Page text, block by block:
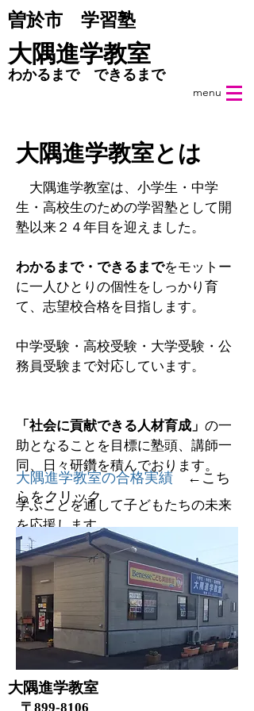
​曽於市 学習塾
​大隅進学教室
わかるまで できるまで
menu
​大隅進学教室とは
塾頭
大隅進学教室は、小学生・中学
生・高校生のための学習塾として開
塾以来２４年目を迎えました。
わかるまで・できるまでをモットー
に一人ひとりの個性を しっかり育
て、 志望校合格を目指します。
中学受験・高校受験・大学受験・公
務員受験 まで対応しています。
「社会に貢献できる人材育成」 の一
助となることを目標に塾頭、講師一
同、
日々研鑽を積んでおります。
学ぶことを通して子どもたちの未来
を応援します。​
大隅進学教室の合格実績
←こち
らをクリック
大隅進学教室
〒899-8106